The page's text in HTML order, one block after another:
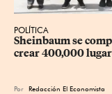
POLÍTICA
Sheinbaum se
crear 400,000
Por Redacción El Economista